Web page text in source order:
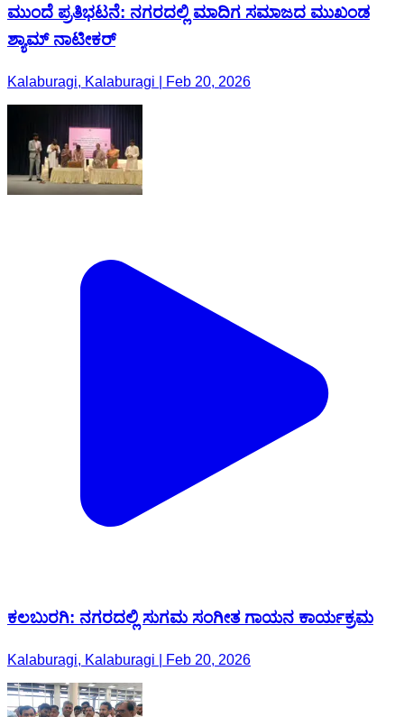
ಮುಂದೆ ಪ್ರತಿಭಟನೆ: ನಗರದಲ್ಲಿ ಮಾದಿಗ ಸಮಾಜದ ಮುಖಂಡ
ಶ್ಯಾಮ್ ನಾಟೀಕರ್
Kalaburagi, Kalaburagi | Feb 20, 2026
ಕಲಬುರಗಿ: ನಗರದಲ್ಲಿ ಸುಗಮ ಸಂಗೀತ ಗಾಯನ ಕಾರ್ಯಕ್ರಮ
Kalaburagi, Kalaburagi | Feb 20, 2026